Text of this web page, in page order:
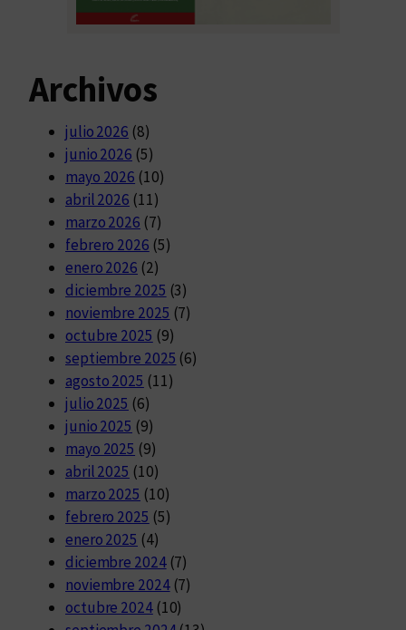
Archivos
julio 2026 (8)
junio 2026 (5)
mayo 2026 (10)
abril 2026 (11)
marzo 2026 (7)
febrero 2026 (5)
enero 2026 (2)
diciembre 2025 (3)
noviembre 2025 (7)
octubre 2025 (9)
septiembre 2025 (6)
agosto 2025 (11)
julio 2025 (6)
junio 2025 (9)
mayo 2025 (9)
abril 2025 (10)
marzo 2025 (10)
febrero 2025 (5)
enero 2025 (4)
diciembre 2024(7)
noviembre 2024(7)
octubre 2024(10)